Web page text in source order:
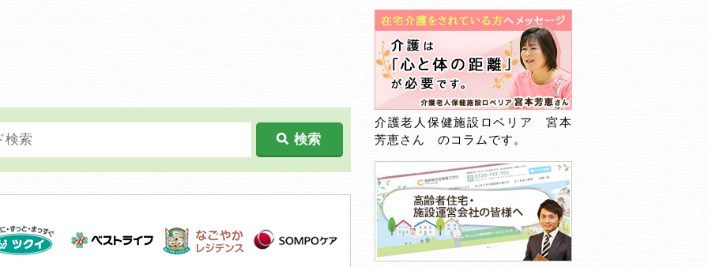
検索
介護老人保健施設ロベリア 宮本
芳恵さん のコラムです。